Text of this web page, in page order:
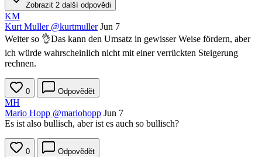
Zobrazit 2 další odpovědi
KM
Kurt Muller @kurtmuller Jun 7
Weiter so 👌Das kann den Umsatz in gewisser Weise fördern, aber
ich würde wahrscheinlich nicht mit einer verrückten Steigerung
rechnen.
0 Odpovědět
MH
Mario Hopp @mariohopp Jun 7
Es ist also bullisch, aber ist es auch so bullisch?
0 Odpovědět